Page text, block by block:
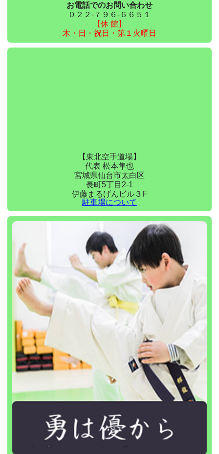
お電話でのお問い合わせ
０２２-７９６-６６５１
【休 館】
木・日・祝日・第１火曜日
【東北空手道場】
代表 松本隼也
宮城県仙台市太白区
長町5丁目2-1
伊藤まるげんビル３F
駐車場について